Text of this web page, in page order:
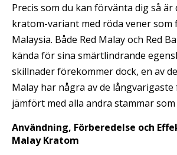
Precis som du kan förvänta dig så är
kratom-variant med röda vener som
Malaysia. Både Red Malay och Red
kända för sina smärtlindrande
skillnader förekommer dock, en av
Malay har några av de
jämfört med alla andra stammar som
Användning, Förberedelse och
Malay Kratom